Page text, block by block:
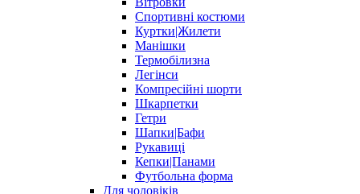
Спортивні костюми
Куртки|Жилети
Манішки
Термобілизна
Легінси
Компресійні шорти
Шкарпетки
Гетри
Шапки|Бафи
Рукавиці
Кепки|Панами
Футбольна форма
Для чоловіків